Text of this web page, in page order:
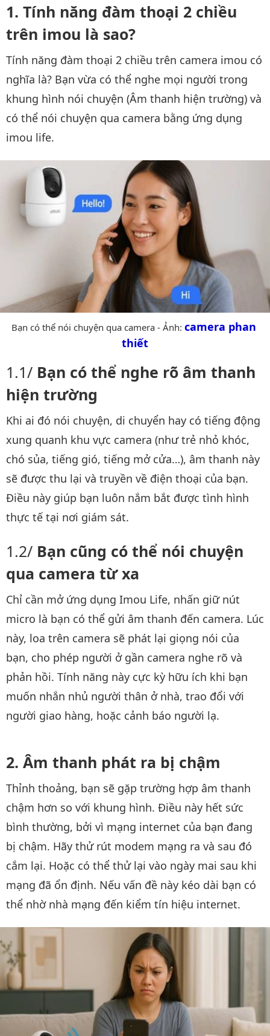
Tính năng đàm thoại 2 chiều
trên imou là sao?
Tính năng đàm thoại 2 chiều trên camera imou có
nghĩa là? Bạn vừa có thể nghe mọi người trong
khung hình nói chuyện (Âm thanh hiện trường) và
có thể nói chuyện qua camera bằng ứng dụng
imou life.
Bạn có thể nói chuyện qua camera - Ảnh: camera phan
thiết
Bạn có thể nghe rõ âm thanh
hiện trường
Khi ai đó nói chuyện, di chuyển hay có tiếng động
xung quanh khu vực camera (như trẻ nhỏ khóc,
chó sủa, tiếng gió, tiếng mở cửa…), âm thanh này
sẽ được thu lại và truyền về điện thoại của bạn.
Điều này giúp bạn luôn nắm bắt được tình hình
thực tế tại nơi giám sát.
Bạn cũng có thể nói chuyện
qua camera từ xa
Chỉ cần mở ứng dụng Imou Life, nhấn giữ nút
micro là bạn có thể gửi âm thanh đến camera. Lúc
này, loa trên camera sẽ phát lại giọng nói của
bạn, cho phép người ở gần camera nghe rõ và
phản hồi. Tính năng này cực kỳ hữu ích khi bạn
muốn nhắn nhủ người thân ở nhà, trao đổi với
người giao hàng, hoặc cảnh báo người lạ.
Âm thanh phát ra bị chậm
Thỉnh thoảng, bạn sẽ gặp trường hợp âm thanh
chậm hơn so với khung hình. Điều này hết sức
bình thường, bởi vì mạng internet của bạn đang
bị chậm. Hãy thử rút modem mạng ra và sau đó
cắm lại. Hoặc có thể thử lại vào ngày mai sau khi
mạng đã ổn định. Nếu vấn đề này kéo dài bạn có
thể nhờ nhà mạng đến kiểm tín hiệu internet.